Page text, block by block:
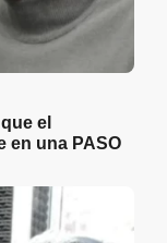
el
en una PASO